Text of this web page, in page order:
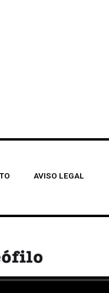
AVISO LEGAL